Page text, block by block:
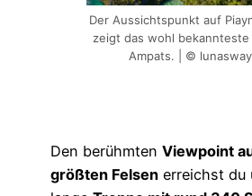
Der Aussichtspunkt auf
zeigt das wohl bekannteste
Ampats. | ©
Den berühmten Viewpoint
größten Felsen erreichst du